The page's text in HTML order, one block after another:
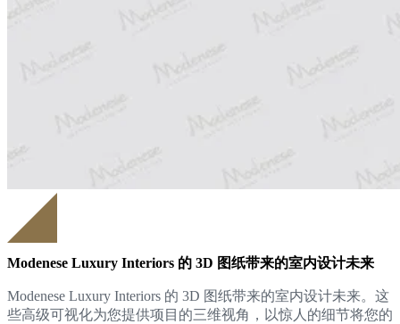
Modenese Luxury Interiors 的 3D 图纸带来的室内设计未来
Modenese Luxury Interiors 的 3D 图纸带来的室内设计未来。这
些高级可视化为您提供项目的三维视角，以惊人的细节将您的